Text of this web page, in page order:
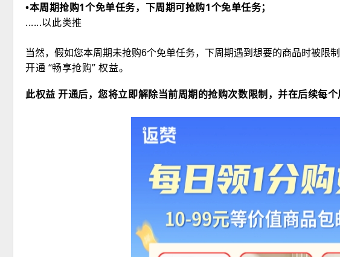
•本周期抢购1个免单任务，下周期可抢购1个免单任务；
......以此类推
当然，假如您本周期未抢购6个免单任务，下周期遇到想要的商品时被限制
开通 “畅享抢购” 权益。
此权益 开通后，您将立即解除当前周期的抢购次数限制，并在后续每个